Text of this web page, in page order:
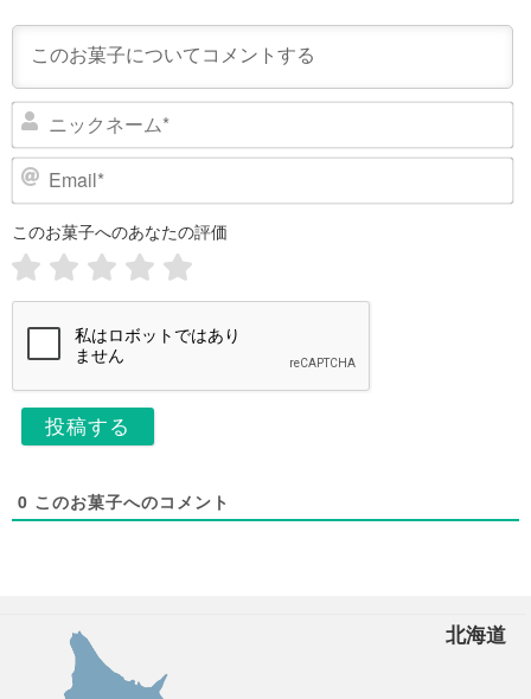
北海道
ク
E
このお菓子へのあなたの評価
0 このお菓子へのコメント